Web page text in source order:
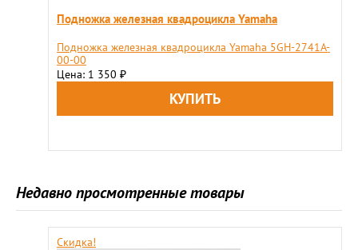
Подножка железная квадроцикла Yamaha
Подножка железная квадроцикла Yamaha 5GH-2741A-
00-00
Цена: 1 350 ₽
Недавно просмотренные товары
Скидка!